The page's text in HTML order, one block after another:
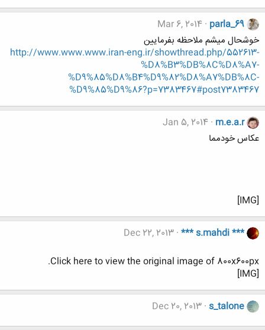
parla_69
Mar 6, 2014
خوشحال میشم ملاحظه بفرمایین
http://www.www.www.iran-eng.ir/showthread.php/552613-
%D8%B3%DB%8C%D8%A7-
%D9%85%D8%B4%D9%82%D8%A7%DB%8C-
%D9%85%D9%86?p=7383467#post7383467
m.e.a.r
Jan 5, 2014
عکاس خودمما
[IMG]
*** s.mahdi ***
Dec 22, 2013
Click here to view the original image of 800x600px.
[IMG]
s_talone
Dec 20, 2013